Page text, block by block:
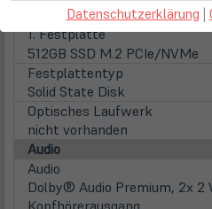
Festplatten / Laufwerke
1. Festplatte
512GB SSD M.2 PCIe/NVMe
Festplattentyp
Solid State Disk
Optisches Laufwerk
nicht vorhanden
Audio
Audio
Dolby® Audio Premium, 2x
Kopfhörerausgang
Datenschutzerklärung |